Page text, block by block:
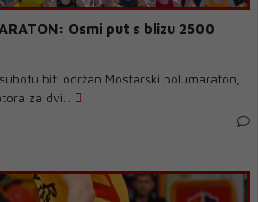
Osmi put s blizu 2500
biti održan Mostarski polumaraton,
za dvi...